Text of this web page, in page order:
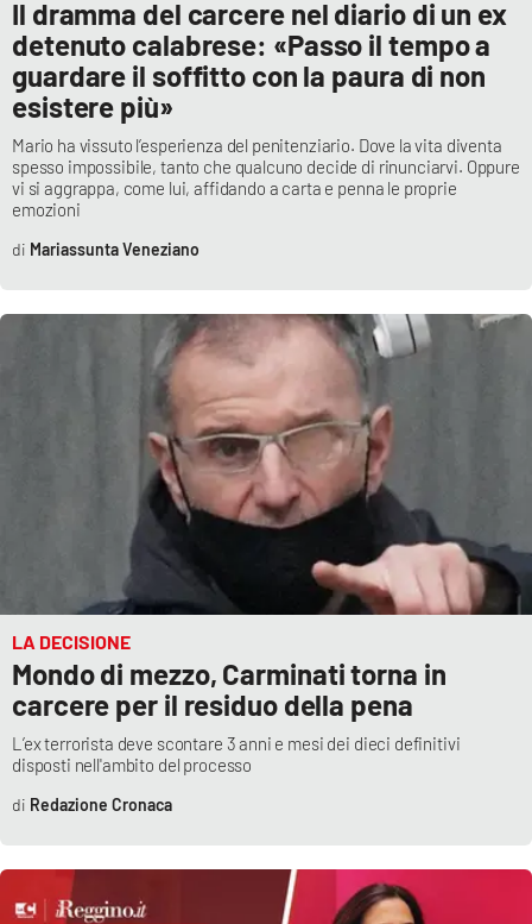
Il dramma del carcere nel diario di un ex
detenuto calabrese: «Passo il tempo a
guardare il soffitto con la paura di non
esistere più»
Mario ha vissuto l’esperienza del penitenziario. Dove la vita diventa
spesso impossibile, tanto che qualcuno decide di rinunciarvi. Oppure
vi si aggrappa, come lui, affidando a carta e penna le proprie
emozioni
Mariassunta Veneziano
LA DECISIONE
Mondo di mezzo, Carminati torna in
carcere per il residuo della pena
L’ex terrorista deve scontare 3 anni e mesi dei dieci definitivi
disposti nell'ambito del processo
Redazione Cronaca